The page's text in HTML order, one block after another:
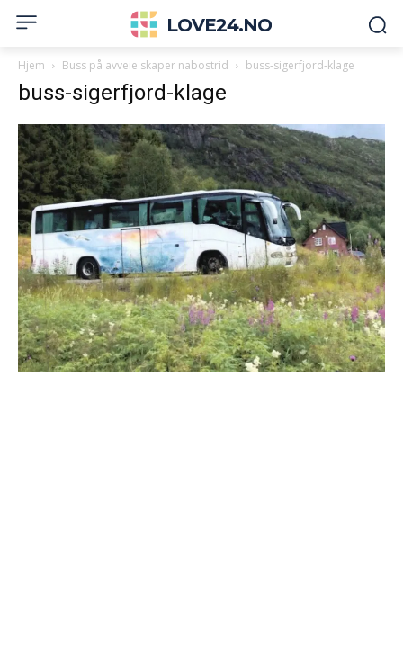
LOVE24.NO
Hjem Buss på avveie skaper nabostrid buss-sigerfjord-klage
buss-sigerfjord-klage